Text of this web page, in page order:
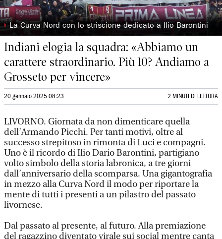
◗ La Curva Nord con lo striscione dedicato a Ilio Barontini
Indiani elogia la squadra: «Abbiamo un
carattere straordinario. Più 10? Andiamo a
Grosseto per vincere»
20 gennaio 2025 08:23 2 MINUTI DI LETTURA
LIVORNO. Giornata da non dimenticare quella
dell’Armando Picchi. Per tanti motivi, oltre al
successo strepitoso in rimonta di Luci e compagni.
Uno è il ricordo di Ilio Dario Barontini, partigiano
volto simbolo della storia labronica, a tre giorni
dall’anniversario della scomparsa. Una gigantografia
in mezzo alla Curva Nord il modo per riportare la
mente di tutti i presenti a un pilastro del passato
livornese.
Dal passato al presente, al futuro. Alla premiazione
del ragazzino diventato virale sui social mentre canta